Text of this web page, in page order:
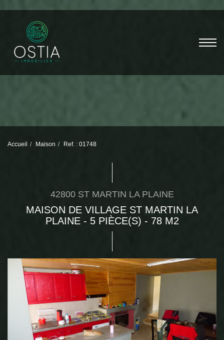
Accueil Maison Ref. : 01748
42800 ST MARTIN LA PLAINE
MAISON DE VILLAGE ST MARTIN LA
PLAINE - 5 PIÈCE(S) - 78 M2